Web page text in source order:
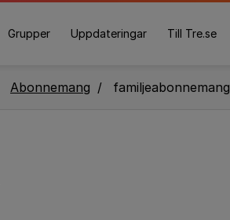
Grupper Uppdateringar Till Tre.se
Abonnemang familjeabonnemang